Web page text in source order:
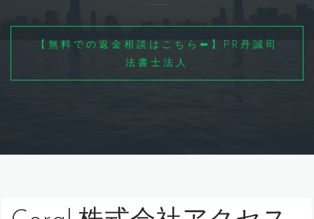
【無料での返金相談はこちら⬅】PR丹誠司
法書士法人